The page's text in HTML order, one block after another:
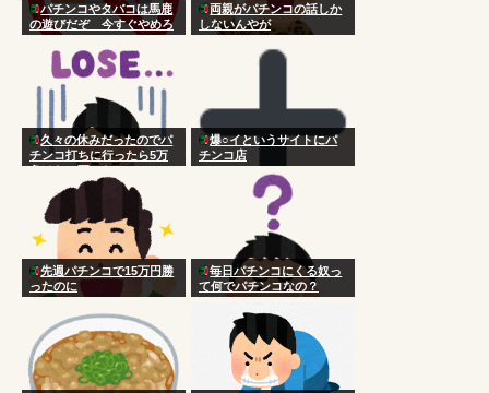
パチンコやタバコは馬鹿
の遊びだぞ 今すぐやめろ
両親がパチンコの話しか
しないんやが
久々の休みだったのでパ
チンコ打ちに行ったら5万
負けた 死にたい
爆○イというサイトにパ
チンコ店
先週パチンコで15万円勝
ったのに
毎日パチンコにくる奴っ
て何でパチンコなの？